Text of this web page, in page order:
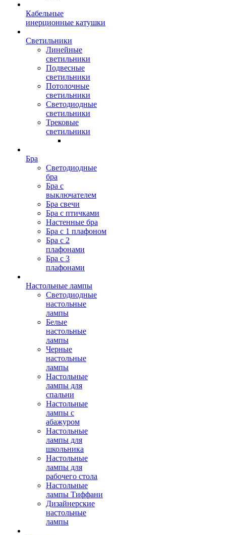
Кабельные
инерционные катушки
Светильники
Линейные
светильники
Подвесные
светильники
Потолочные
светильники
Светодиодные
светильники
Трековые
светильники
Бра
Светодиодные
бра
Бра с
выключателем
Бра свечи
Бра с птичками
Настенные бра
Бра с 1 плафоном
Бра с 2
плафонами
Бра с 3
плафонами
Настольные лампы
Светодиодные
настольные
лампы
Белые
настольные
лампы
Черные
настольные
лампы
Настольные
лампы для
спальни
Настольные
лампы с
абажуром
Настольные
лампы для
школьника
Настольные
лампы для
рабочего стола
Настольные
лампы Тиффани
Дизайнерские
настольные
лампы